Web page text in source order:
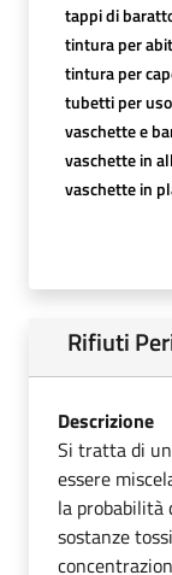
tappi di
tintura per
tintura per
tubetti per
vaschette e
vaschette in
vaschette in
Rifiuti
Descrizione
Si tratta di
essere
la probabilità
sostanze